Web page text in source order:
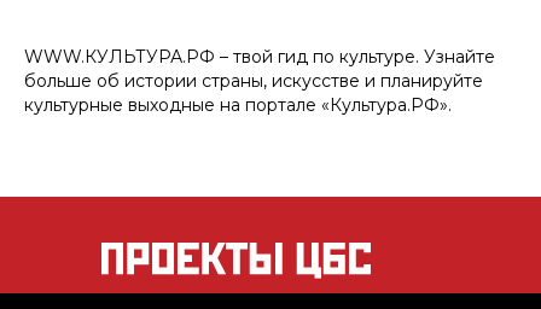
WWW.КУЛЬТУРА.РФ – твой гид по культуре. Узнайте
больше об истории страны, искусстве и планируйте
культурные выходные на портале «Культура.РФ».